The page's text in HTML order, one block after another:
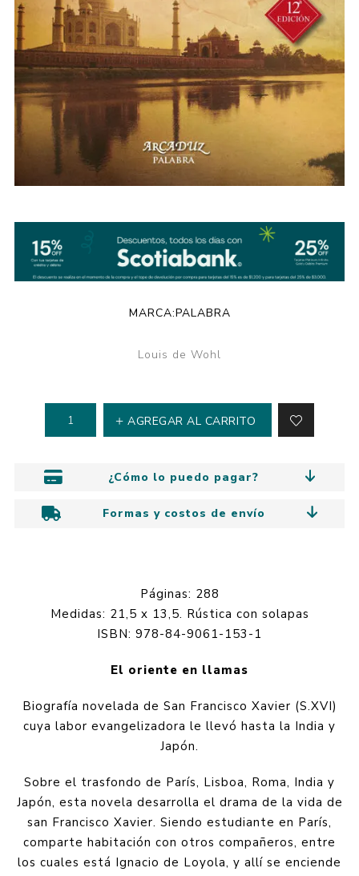
MARCA:PALABRA
Louis de Wohl
AGREGAR AL CARRITO
¿Cómo lo puedo pagar?
Formas y costos de envío
Páginas: 288
Medidas: 21,5 x 13,5. Rústica con solapas
ISBN: 978-84-9061-153-1
El oriente en llamas
Biografía novelada de San Francisco Xavier (S.XVI)
cuya labor evangelizadora le llevó hasta la India y
Japón.
Sobre el trasfondo de París, Lisboa, Roma, India y
Japón, esta novela desarrolla el drama de la vida de
san Francisco Xavier. Siendo estudiante en París,
comparte habitación con otros compañeros, entre
los cuales está Ignacio de Loyola, y allí se enciende